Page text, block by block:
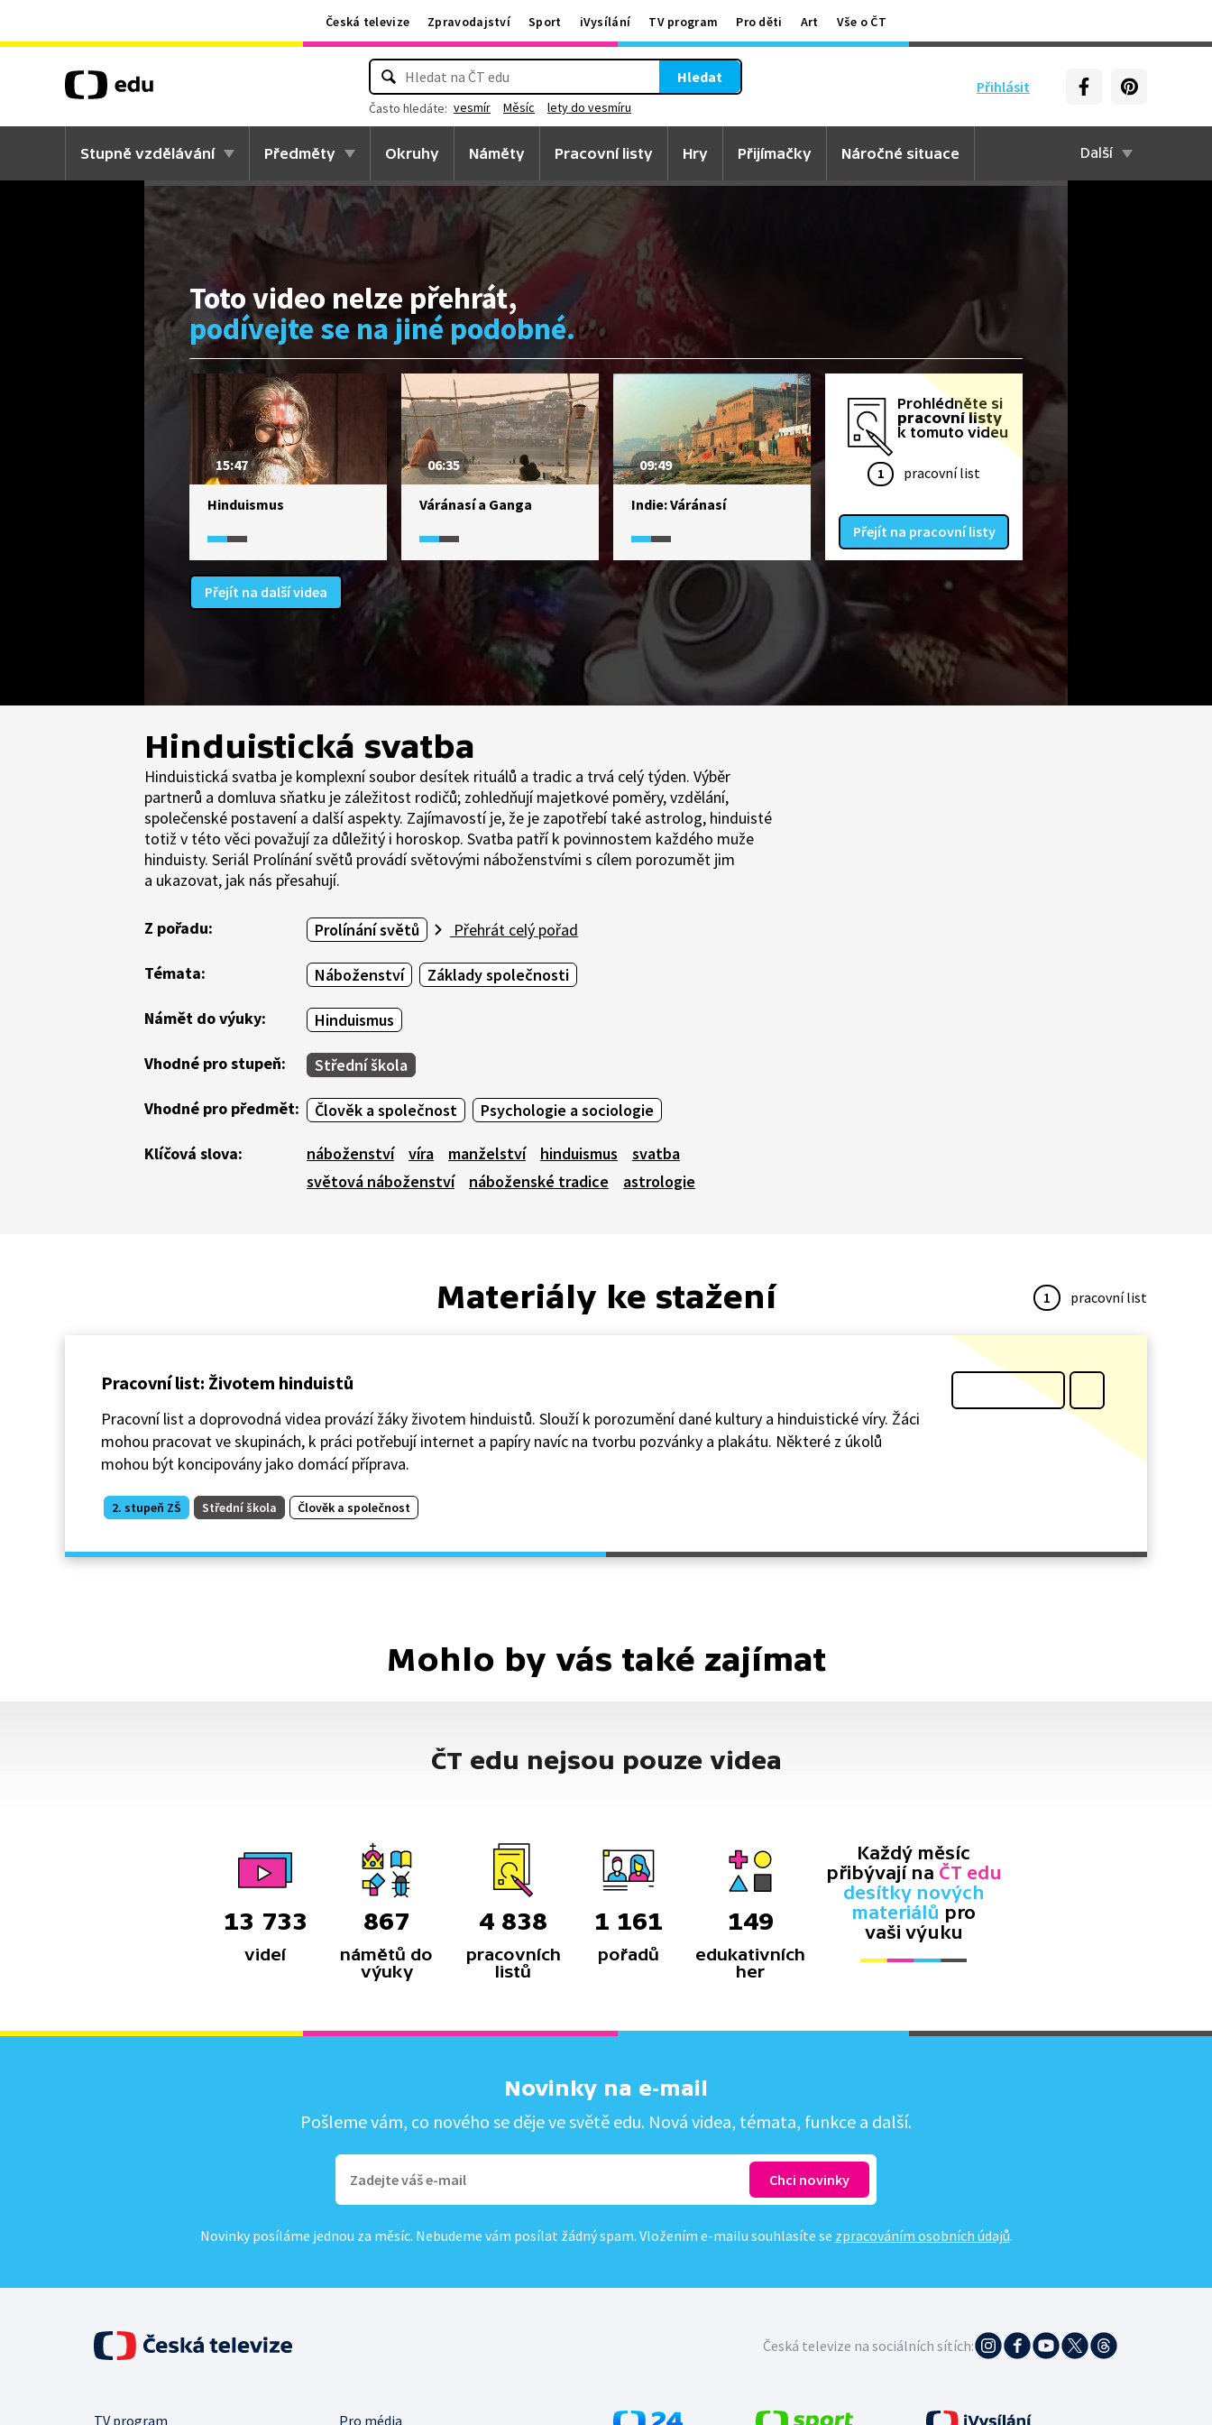
Česká televize Zpravodajství Sport iVysílání TV program Pro děti Art Vše o ČT
Přihlásit
Hledat
Často hledáte: vesmír Měsíc lety do vesmíru
Stupně vzdělávání Předměty Okruhy Náměty Pracovní listy Hry Přijímačky Náročné situace Další
Toto video nelze přehrát,
podívejte se na jiné podobné.
15:47
Hinduismus
06:35
Váránasí a Ganga
09:49
Indie: Váránasí
Prohlédněte si
pracovní listy
k tomuto videu
1 pracovní list
Přejít na pracovní listy
Přejít na další videa
Hinduistická svatba
Hinduistická svatba je komplexní soubor desítek rituálů a tradic a trvá celý týden. Výběr
partnerů a domluva sňatku je záležitost rodičů; zohledňují majetkové poměry, vzdělání,
společenské postavení a další aspekty. Zajímavostí je, že je zapotřebí také astrolog, hinduisté
totiž v této věci považují za důležitý i horoskop. Svatba patří k povinnostem každého muže
hinduisty. Seriál Prolínání světů provádí světovými náboženstvími s cílem porozumět jim
a ukazovat, jak nás přesahují.
Z pořadu: Prolínání světů Přehrát celý pořad
Témata: Náboženství Základy společnosti
Námět do výuky: Hinduismus
Vhodné pro stupeň: Střední škola
Vhodné pro předmět: Člověk a společnost Psychologie a sociologie
Klíčová slova: náboženství víra manželství hinduismus
svatba
světová náboženství
náboženské tradice astrologie
Materiály ke stažení 1 pracovní list
Pracovní list: Životem hinduistů
Pracovní list a doprovodná videa provází žáky životem hinduistů. Slouží k porozumění dané kultury a hinduistické víry. Žáci
mohou pracovat ve skupinách, k práci potřebují internet a papíry navíc na tvorbu pozvánky a plakátu. Některé z úkolů
mohou být koncipovány jako domácí příprava.
2. stupeň ZŠ Střední škola Člověk a společnost
Mohlo by vás také zajímat
ČT edu nejsou pouze videa
13 733
videí
867
námětů do
výuky
4 838
pracovních
listů
1 161
pořadů
149
edukativních
her
Každý měsíc
přibývají na ČT edu
desítky nových
materiálů pro
vaši výuku
Novinky na e-mail
Pošleme vám, co nového se děje ve světě edu. Nová videa, témata, funkce a další.
Novinky posíláme jednou za měsíc. Nebudeme vám posílat žádný spam. Vložením e-mailu souhlasíte se zpracováním osobních údajů.